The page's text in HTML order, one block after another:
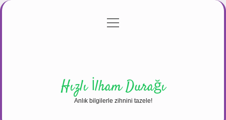
Gizlilik Politikası
menüyü
Hızlı İlham Durağı
Anlık bilgilerle zihnini tazele!